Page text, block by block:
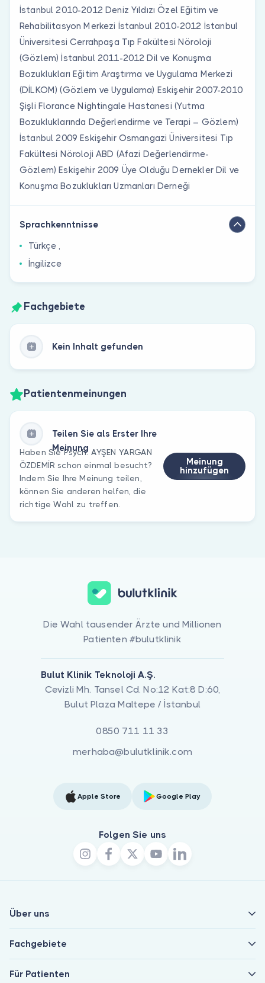
İstanbul 2010-2012 Deniz Yıldızı Özel Eğitim ve
Rehabilitasyon Merkezi İstanbul 2010-2012 İstanbul
Üniversitesi Cerrahpaşa Tıp Fakültesi Nöroloji
(Gözlem) İstanbul 2011-2012 Dil ve Konuşma
Bozuklukları Eğitim Araştırma ve Uygulama Merkezi
(DİLKOM) (Gözlem ve Uygulama) Eskişehir 2007-2010
Şişli Florance Nightingale Hastanesi (Yutma
Bozukluklarında Değerlendirme ve Terapi – Gözlem)
İstanbul 2009 Eskişehir Osmangazi Üniversitesi Tıp
Fakültesi Nöroloji ABD (Afazi Değerlendirme-
Gözlem) Eskişehir 2009 Üye Olduğu Dernekler Dil ve
Konuşma Bozuklukları Uzmanları Derneği
Sprachkenntnisse
Türkçe ,
İngilizce
Fachgebiete
Kein Inhalt gefunden
Patientenmeinungen
Teilen Sie als Erster Ihre
Meinung
Haben Sie Psych. AYŞEN YARGAN
ÖZDEMİR schon einmal besucht?
Indem Sie Ihre Meinung teilen,
können Sie anderen helfen, die
richtige Wahl zu treffen.
Meinung
hinzufügen
Die Wahl tausender Ärzte und Millionen
Patienten #bulutklinik
Bulut Klinik Teknoloji A.Ş.
Cevizli Mh. Tansel Cd. No:12 Kat:8 D:60,
Bulut Plaza Maltepe / İstanbul
0850 711 11 33
merhaba@bulutklinik.com
Apple Store Google Play
Folgen Sie uns
Über uns
Fachgebiete
Für Patienten